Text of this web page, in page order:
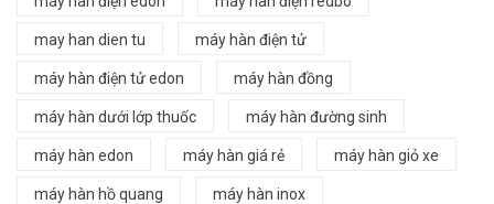
may han dien tu máy hàn điện tử
máy hàn điện tử edon máy hàn đồng
máy hàn dưới lớp thuốc máy hàn đường sinh
máy hàn edon máy hàn giá rẻ máy hàn giỏ xe
máy hàn hồ quang máy hàn inox